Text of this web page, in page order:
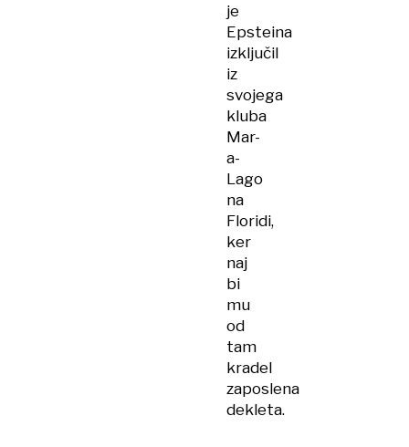
je
Epsteina
izključil
iz
svojega
kluba
Mar-
a-
Lago
na
Floridi,
ker
naj
bi
mu
od
tam
kradel
zaposlena
dekleta.